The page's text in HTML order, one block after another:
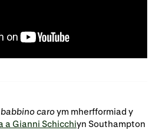
caroym mherfformiad y
a Gianni Schicchiyn Southampton